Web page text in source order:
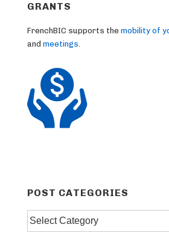
GRANTS
FrenchBIC supports the mobility of
and meetings
POST CATEGORIES
Post
categories